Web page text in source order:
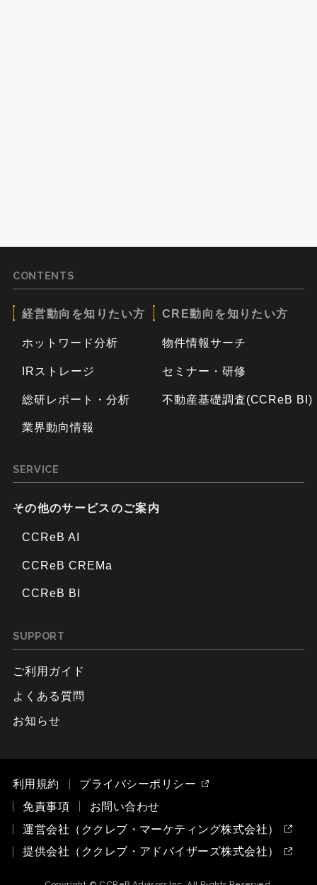
CONTENTS
経営動向を知りたい方
ホットワード分析
IRストレージ
総研レポート・分析
業界動向情報
CRE動向を知りたい方
物件情報サーチ
セミナー・研修
不動産基礎調査(CCReB BI)
SERVICE
その他のサービスのご案内
CCReB AI
CCReB CREMa
CCReB BI
SUPPORT
ご利用ガイド
よくある質問
お知らせ
利用規約
プライバシーポリシー
免責事項
お問い合わせ
運営会社（ククレブ・マーケティング株式会社）
提供会社（ククレブ・アドバイザーズ株式会社）